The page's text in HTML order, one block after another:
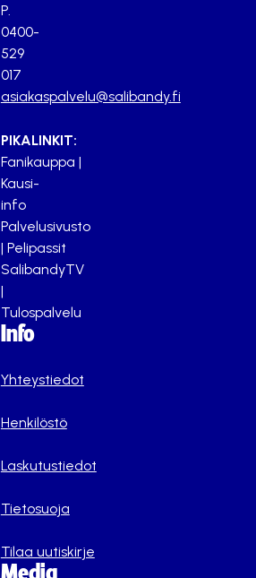
P.
0400-
529
017
asiakaspalvelu@salibandy.fi
PIKALINKIT:
Fanikauppa |
Kausi-
info
Palvelusivusto
| Pelipassit
SalibandyTV
|
Tulospalvelu
Info
Yhteystiedot
Henkilöstö
Laskutustiedot
Tietosuoja
Tilaa uutiskirje